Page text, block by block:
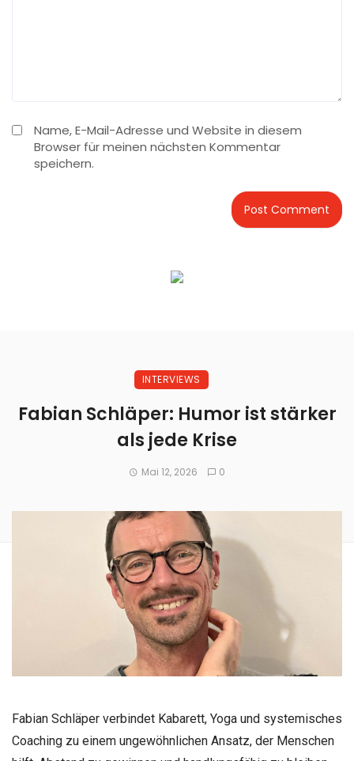
Name, E-Mail-Adresse und Website in diesem
Browser für meinen nächsten Kommentar
speichern.
INTERVIEWS
Fabian Schläper: Humor ist stärker
als jede Krise
Mai 12, 2026 0
Fabian Schläper verbindet Kabarett, Yoga und systemisches
Coaching zu einem ungewöhnlichen Ansatz, der Menschen